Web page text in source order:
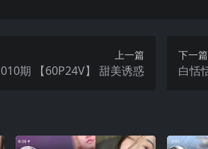
上一篇
白恬恬 010期 【60P24V】 甜美诱惑
下一篇